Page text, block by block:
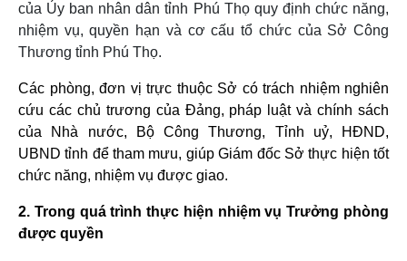
của Ủy ban nhân dân tỉnh Phú Thọ quy định chức năng,
nhiệm vụ, quyền hạn và cơ cấu tổ chức của Sở Công
Thương tỉnh Phú Thọ.
Các phòng, đơn vị trực thuộc Sở có trách nhiệm nghiên
cứu các chủ trương của Đảng, pháp luật và chính sách
của Nhà nước, Bộ Công Thương, Tỉnh uỷ, HĐND,
UBND tỉnh để tham mưu, giúp Giám đốc Sở thực hiện tốt
chức năng, nhiệm vụ được giao.
2. Trong quá trình thực hiện nhiệm vụ Trưởng phòng
được quyền